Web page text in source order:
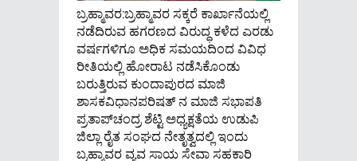
ಬ್ರಹ್ಮಾವರ:ಬ್ರಹ್ಮಾವರ ಸಕ್ಕರೆ ಕಾರ್ಖಾನೆಯಲ್ಲಿ
ನಡೆದಿರುವ ಹಗರಣದ ವಿರುದ್ಧ ಕಳೆದ ಎರಡು
ವರ್ಷಗಳಿಗೂ ಅಧಿಕ ಸಮಯದಿಂದ ವಿವಿಧ
ರೀತಿಯಲ್ಲಿ ಹೋರಾಟ ನಡೆಸಿಕೊಂಡು
ಬರುತ್ತಿರುವ ಕುಂದಾಪುರದ ಮಾಜಿ
ಶಾಸಕವಿಧಾನಪರಿಷತ್ ನ ಮಾಜಿ ಸಭಾಪತಿ
ಪ್ರತಾಪ್‌ಚಂದ್ರ ಶೆಟ್ಟಿ ಅಧ್ಯಕ್ಷತೆಯ ಉಡುಪಿ
ಜಿಲ್ಲಾ ರೈತ ಸಂಘದ ನೇತೃತ್ವದಲ್ಲಿ ಇಂದು
ಬ್ರಹ್ಮಾವರ ವ್ಯವ ಸಾಯ ಸೇವಾ ಸಹಕಾರಿ